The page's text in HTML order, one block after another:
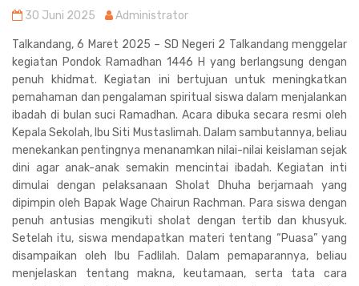
30 Juni 2025 Administrator
Talkandang, 6 Maret 2025 – SD Negeri 2 Talkandang menggelar
kegiatan Pondok Ramadhan 1446 H yang berlangsung dengan
penuh khidmat. Kegiatan ini bertujuan untuk meningkatkan
pemahaman dan pengalaman spiritual siswa dalam menjalankan
ibadah di bulan suci Ramadhan. Acara dibuka secara resmi oleh
Kepala Sekolah, Ibu Siti Mustaslimah. Dalam sambutannya, beliau
menekankan pentingnya menanamkan nilai-nilai keislaman sejak
dini agar anak-anak semakin mencintai ibadah. Kegiatan inti
dimulai dengan pelaksanaan Sholat Dhuha berjamaah yang
dipimpin oleh Bapak Wage Chairun Rachman. Para siswa dengan
penuh antusias mengikuti sholat dengan tertib dan khusyuk.
Setelah itu, siswa mendapatkan materi tentang “Puasa” yang
disampaikan oleh Ibu Fadlilah. Dalam pemaparannya, beliau
menjelaskan tentang makna, keutamaan, serta tata cara